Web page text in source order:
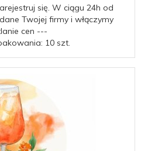
się. W ciągu 24h od
Twojej firmy i włączymy
cen ---
10 szt.